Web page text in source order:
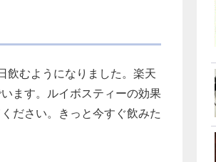
むようになりました。楽天
ます。ルイボスティーの効果
ださい。きっと今すぐ飲みた